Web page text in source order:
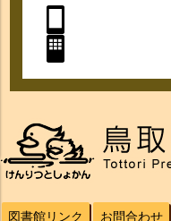
図書館リンク お問合わせ